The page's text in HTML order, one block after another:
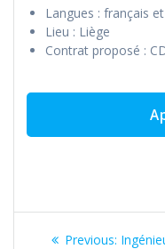
Langues : français
Lieu : Liège
Contrat proposé :
PostPrevious: